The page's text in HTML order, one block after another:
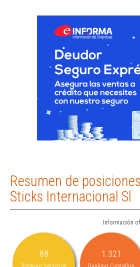
Resumen de
Sticks Internacional Sl
Información
88 1.321